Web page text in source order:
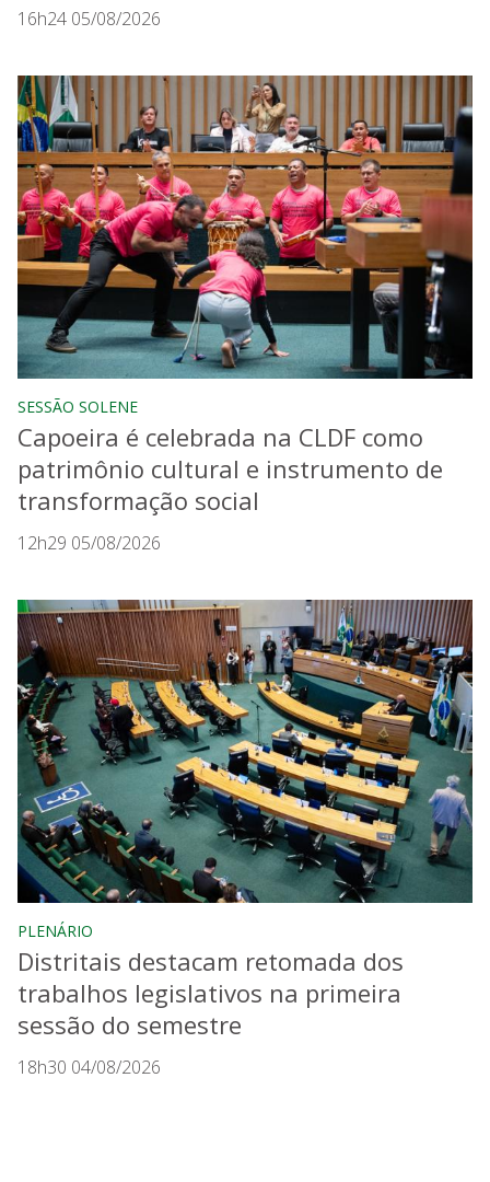
16h24 05/08/2026
SESSÃO SOLENE
Capoeira é celebrada na CLDF como
patrimônio cultural e instrumento de
transformação social
12h29 05/08/2026
PLENÁRIO
Distritais destacam retomada dos
trabalhos legislativos na primeira
sessão do semestre
18h30 04/08/2026